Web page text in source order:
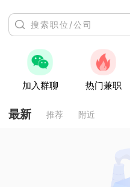
加入群聊 热门兼职
最新 推荐 附近